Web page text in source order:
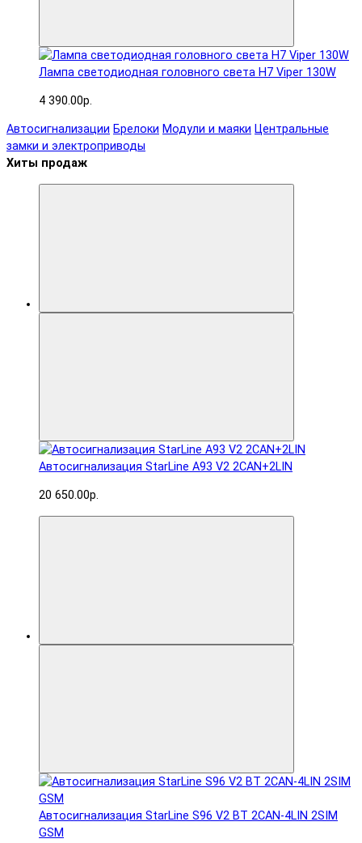
Лампа светодиодная головного света H7 Viper 130W
4 390.00р.
Автосигнализации Брелоки Модули и маяки Центральные
замки и электроприводы
Хиты продаж
Автосигнализация StarLine A93 V2 2CAN+2LIN
20 650.00р.
Автосигнализация StarLine S96 V2 BT 2CAN-4LIN 2SIM
GSM